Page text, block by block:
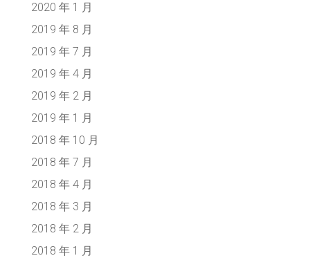
2020 年 1 月
2019 年 8 月
2019 年 7 月
2019 年 4 月
2019 年 2 月
2019 年 1 月
2018 年 10 月
2018 年 7 月
2018 年 4 月
2018 年 3 月
2018 年 2 月
2018 年 1 月